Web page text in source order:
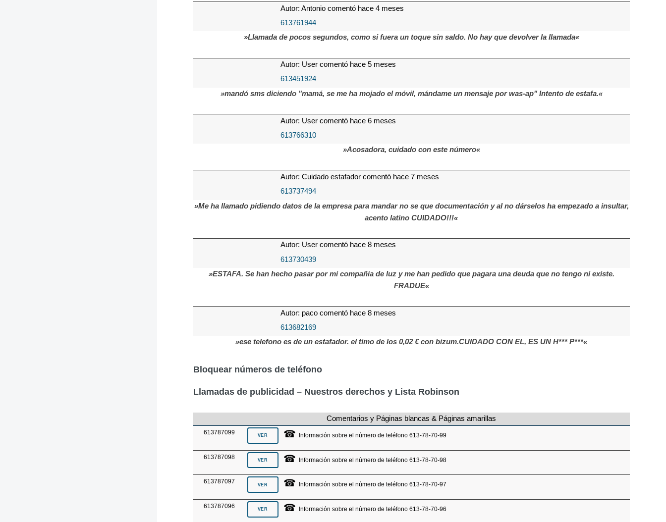
Autor: Antonio comentó hace 4 meses
613761944
»Llamada de pocos segundos, como si fuera un toque sin saldo. No hay que devolver la llamada«
Autor: User comentó hace 5 meses
613451924
»mandó sms diciendo "mamá, se me ha mojado el móvil, mándame un mensaje por was-ap" Intento de estafa.«
Autor: User comentó hace 6 meses
613766310
»Acosadora, cuidado con este número«
Autor: Cuidado estafador comentó hace 7 meses
613737494
»Me ha llamado pidiendo datos de la empresa para mandar no se que documentación y al no dárselos ha empezado a insultar,
acento latino CUIDADO!!!«
Autor: User comentó hace 8 meses
613730439
»ESTAFA. Se han hecho pasar por mi compañia de luz y me han pedido que pagara una deuda que no tengo ni existe.
FRADUE«
Autor: paco comentó hace 8 meses
613682169
»ese telefono es de un estafador. el timo de los 0,02 € con bizum.CUIDADO CON EL, ES UN H*** P***«
Bloquear números de teléfono
Llamadas de publicidad – Nuestros derechos y Lista Robinson
Comentarios y Páginas blancas & Páginas amarillas
613787099 ☎ Información sobre el número de teléfono 613-78-70-99
613787098 ☎ Información sobre el número de teléfono 613-78-70-98
613787097 ☎ Información sobre el número de teléfono 613-78-70-97
613787096 ☎ Información sobre el número de teléfono 613-78-70-96